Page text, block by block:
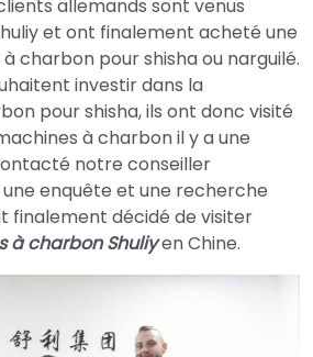
allemands sont venus
et ont finalement acheté une
charbon pour shisha ou narguilé.
investir dans la
pour shisha, ils ont donc visité
à charbon il y a une
notre conseiller
enquête et une recherche
finalement décidé de visiter
à charbon Shuliyen Chine.